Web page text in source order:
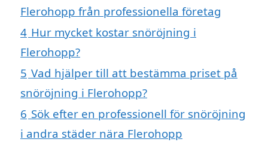
Flerohopp från professionella företag
4 Hur mycket kostar snöröjning i
Flerohopp?
5 Vad hjälper till att bestämma priset på
snöröjning i Flerohopp?
6 Sök efter en professionell för snöröjning
i andra städer nära Flerohopp